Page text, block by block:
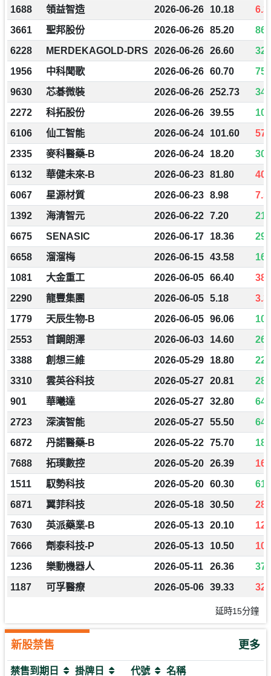
1688
領益智造 2026-06-26 10.18
3661
聖邦股份 2026-06-26 85.20
6228
MERDEKAGOLD-DRS 2026-06-26 26.60
1956
中科聞歌 2026-06-26 60.70
9630
芯碁微裝 2026-06-26 252.73
2272
科拓股份 2026-06-26 39.55
6106
仙工智能 2026-06-24 101.60
2335
麥科醫藥-B 2026-06-24 18.20
6132
華健未來-B 2026-06-23 81.80
6067
星源材質 2026-06-23 8.98
1392
海清智元 2026-06-22 7.20
6675
SENASIC 2026-06-17 18.36
6658
溜溜梅 2026-06-15 43.58
1081
大金重工 2026-06-05 66.40
2290
龍豐集團 2026-06-05 5.18
1779
天辰生物-B 2026-06-05 96.06
2553
首鋼朗澤 2026-06-03 14.60
3388
創想三維 2026-05-29 18.80
3310
雲英谷科技 2026-05-27 20.81
901
華曦達 2026-05-27 32.80
2723
深演智能 2026-05-27 55.50
6872
丹諾醫藥-B 2026-05-22 75.70
7688
拓璞數控 2026-05-20 26.39
1511
馭勢科技 2026-05-20 60.30
6871
翼菲科技 2026-05-18 30.50
7630
英派藥業-B 2026-05-13 20.10
7666
劑泰科技-P 2026-05-13 10.50
1236
樂動機器人 2026-05-11 26.36
1187
可孚醫療 2026-05-06 39.33
延時15分鐘
新股禁售 更多
禁售到期日 掛牌日 代號 名稱